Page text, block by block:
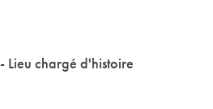
Lieu chargé d'histoire